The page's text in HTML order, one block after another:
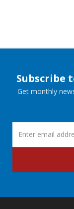
Subscribe
Get monthly